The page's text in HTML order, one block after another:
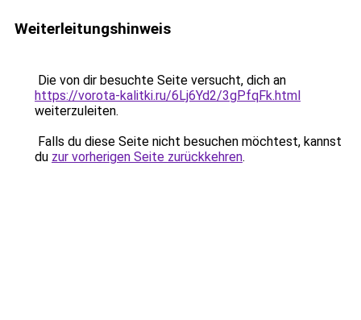
Weiterleitungshinweis
Die von dir besuchte Seite versucht, dich an
https://vorota-kalitki.ru/6Lj6Yd2/3gPfqFk.html
weiterzuleiten.
Falls du diese Seite nicht besuchen möchtest, kannst
du zur vorherigen Seite zurückkehren.